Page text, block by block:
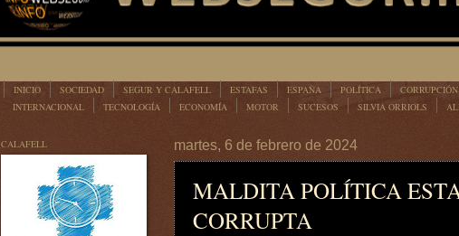
INICIO SOCIEDAD SEGUR Y CALAFELL ESTAFAS ESPAÑA POLÍTICA CORRUPCIÓN
INTERNACIONAL
TECNOLOGÍA ECONOMÍA MOTOR SUCESOS SILVIA ORRIOLS
martes, 6 de febrero de 2024
MALDITA POLÍTICA
CORRUPTA
CALAFELL